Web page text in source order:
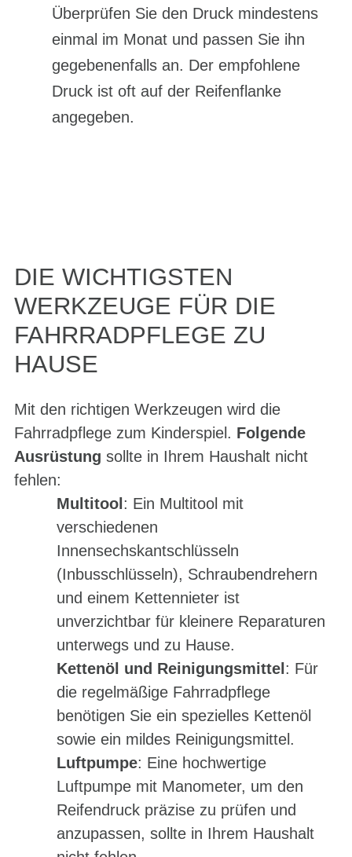
Überprüfen Sie den Druck mindestens
einmal im Monat und passen Sie ihn
gegebenenfalls an. Der empfohlene
Druck ist oft auf der Reifenflanke
angegeben.
DIE WICHTIGSTEN
WERKZEUGE FÜR DIE
FAHRRADPFLEGE ZU
HAUSE
Mit den richtigen Werkzeugen wird die
Fahrradpflege zum Kinderspiel. Folgende
Ausrüstung sollte in Ihrem Haushalt nicht
fehlen:
Multitool : Ein Multitool mit
verschiedenen
Innensechskantschlüsseln
(Inbusschlüsseln), Schraubendrehern
und einem Kettennieter ist
unverzichtbar für kleinere Reparaturen
unterwegs und zu Hause.
Kettenöl und Reinigungsmittel : Für
die regelmäßige Fahrradpflege
benötigen Sie ein spezielles Kettenöl
sowie ein mildes Reinigungsmittel.
Luftpumpe: Eine hochwertige
Luftpumpe mit Manometer, um den
Reifendruck präzise zu prüfen und
anzupassen, sollte in Ihrem Haushalt